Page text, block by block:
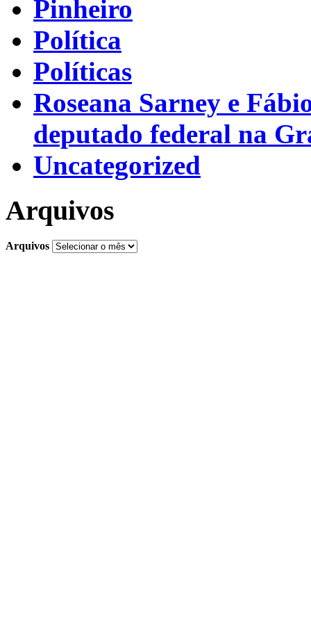
Pinheiro
Política
Políticas
Roseana Sarney e
deputado federal na
Uncategorized
Arquivos
Arquivos